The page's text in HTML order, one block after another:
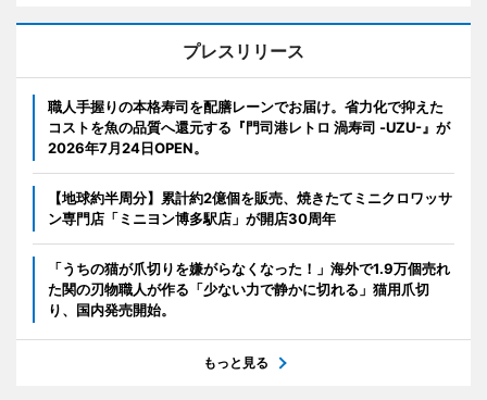
プレスリリース
職人手握りの本格寿司を配膳レーンでお届け。省力化で抑えた
コストを魚の品質へ還元する『門司港レトロ 渦寿司 -UZU-』が
2026年7月24日OPEN。
【地球約半周分】累計約2億個を販売、焼きたてミニクロワッサ
ン専門店「ミニヨン博多駅店」が開店30周年
「うちの猫が爪切りを嫌がらなくなった！」海外で1.9万個売れ
た関の刃物職人が作る「少ない力で静かに切れる」猫用爪切
り、国内発売開始。
もっと見る